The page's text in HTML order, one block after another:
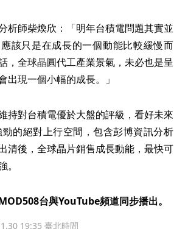
析師柴煥欣：「明年台積電問題其實並
該只是在成長的一個動能比較緩慢而
，全球晶圓代工產業景氣，未必也是呈
出現一個小幅的成長。」
持對台積電優於大盤的評級，看好未來
的絕對上行空間，包含彭博資訊分析
清後，全球晶片銷售成長動能，最快可
台與YouTube頻道同步播出。
19:35 臺北時間